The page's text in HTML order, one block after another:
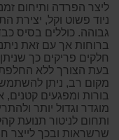
ליצר הפרדה ותיחום
ניוד פשוט וקל, יצירת
גבוהה. כוללים בסיס
ברוחות אך עם זאת
חלקים פריקים כך
בעת הצורך ללא החלפת
מקום רב, ניתן
בורות ומפגעים
מוגדר וגדול יותר
ותחום לניטור תנועת
שרשראות ובכך לייצר